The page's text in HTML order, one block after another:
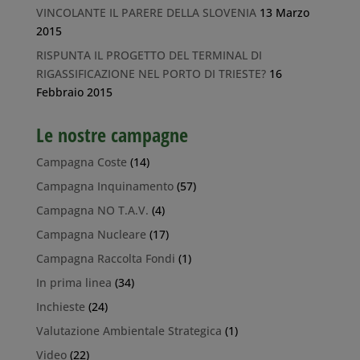
VINCOLANTE IL PARERE DELLA SLOVENIA 13 Marzo
2015
RISPUNTA IL PROGETTO DEL TERMINAL DI
RIGASSIFICAZIONE NEL PORTO DI TRIESTE? 16
Febbraio 2015
Le nostre campagne
Campagna Coste (14)
Campagna Inquinamento(57)
Campagna NO T.A.V. (4)
Campagna Nucleare (17)
Campagna Raccolta Fondi (1)
In prima linea (34)
Inchieste (24)
Valutazione Ambientale Strategica (1)
Video(22)